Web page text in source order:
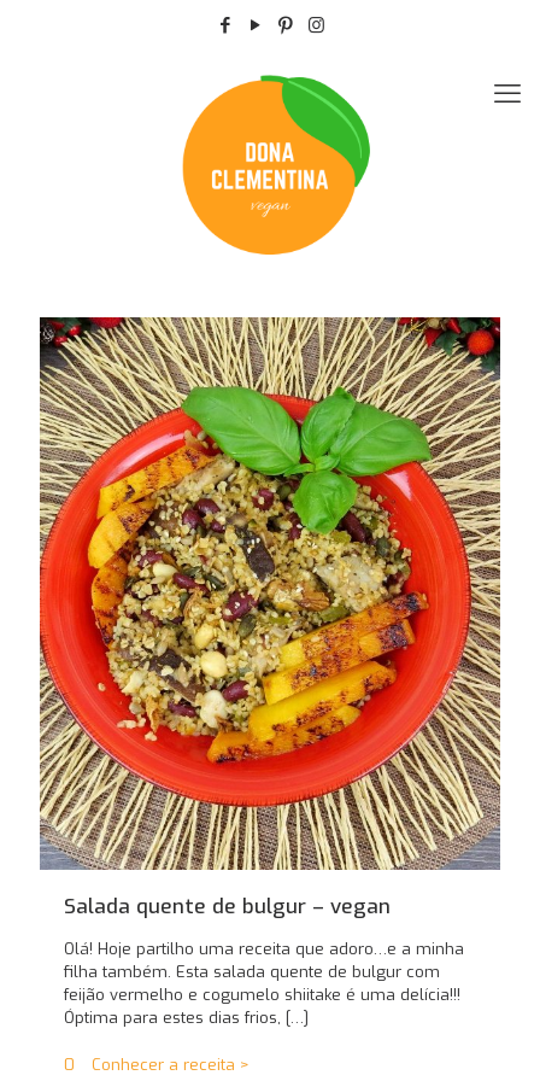
Salada quente de bulgur – vegan
Olá! Hoje partilho uma receita que adoro…e a minha
filha também. Esta salada quente de bulgur com
feijão vermelho e cogumelo shiitake é uma delícia!!!
Óptima para estes dias frios, […]
0 Conhecer a receita >